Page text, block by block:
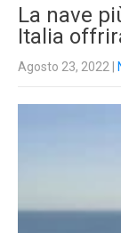
La nave
Italia
Agosto 23, 2022